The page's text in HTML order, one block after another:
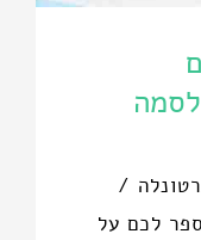
/
לכם על